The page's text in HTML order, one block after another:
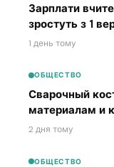
Зарплати
зростуть з 1
1 день тому
ОБЩЕСТВО
Сварочный
материалам и
2 дня тому
ОБЩЕСТВО